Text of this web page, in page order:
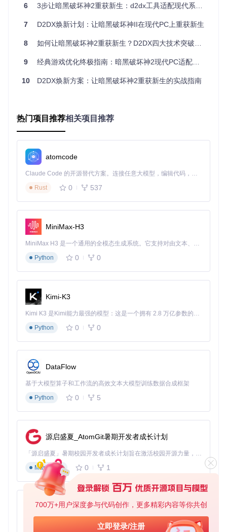
700万+用户深度参与代码创作，更多精彩内容等你共创
立即登录/注册
D2DX采用了先进的运动预测技术，通过智能分析游戏物体的
运动轨迹，在不破坏游戏原始逻辑的前提下，插补生成额外的
帧画面。这种技术类似于电影中的插帧技术，但专门针对《暗
黑破坏神2》的游戏特性进行了优化，确保运动预测的准确性
和画面的自然流畅。
传统方案vs D2DX方案
现
案
固
定2
显，操作
低
D2
最
44
流畅顺
滑，操作
响应快
支持SSE2指令集的CPU，集成
游戏实测环境：RTX 3060 + Windows 11 - D2DX在户外场景
下实现高帧率流畅运行
本节价值：掌握D2DX的分辨率适配技术，让游戏画面在各种
显示器上呈现最佳效果
场景化应用
持画面清晰锐利。
台式机平台
供多种缩放算法，玩家可以根据自己的喜好选择最佳的视觉
效果。
技术原理
D2DX内置了多种高质量缩放算法，包括 bilinear、Catmull-Ro
m 和 integer scaling 等。这些算法能够在放大游戏画面的同
时，尽可能保留原始像素的细节，避免传统拉伸方式导致的画
面模糊。此外，D2DX还支持自定义分辨率设置，玩家可以根
据自己的显示器参数进行精确调整。
需求-配置对应表
推荐分
D2DX缩
视觉效果
6 3步让暗黑破坏神2重获新生：d2dx工具适配现代系统指南
7 D2DX焕新计划：让暗黑破坏神II在现代PC上重获新生
8 如何让暗黑破坏神2重获新生？D2DX四大技术突破实现60帧高清体验
9 经典游戏优化终极指南：暗黑破坏神2现代PC适配全解密
10 D2DX焕新方案：让暗黑破坏神2重获新生的实战指南
热门项目推荐相关项目推荐
atomcode
Claude Code 的开源替代方案。连接任意大模型，编辑代码，运行命令，自动验证 — 全自动执行。用 Rust 构建，极致性能。 ｜ An open-source alternative to Claude Code. Connect any LLM, edit code, run commands, and verify changes — autonomously. Built in Rust for speed. Get Started
Rust
0 537
MiniMax-H3
MiniMax H3 是一个通用的全模态生成系统。它支持对由文本、图像、视频和音频组成的多模态上下文进行统一理解，并能生成分辨率高达 2K、时长可达 15 秒的带原生立体声音频的视频。得益于面向任务泛化的系统设计，H3 在预训练阶段就已具备广泛的多模态上下文理解与生成能力，能够出色地执行复杂的多模态指令。
Python
0 0
Kimi-K3
Kimi K3 是Kimi能力最强的模型：这是一个拥有 2.8 万亿参数的混合专家（MoE）模型，具备原生视觉理解能力，并支持 100 万 token 的上下文窗口。
Python
0 0
DataFlow
基于大模型算子和工作流的高效文本大模型训练数据合成框架
Python
0 5
源启盛夏_AtomGit暑期开发者成长计划
「源启盛夏」暑期校园开发者成长计划旨在激活校园开源力量，通过积分激励、认证扶持、资源倾斜等形式，引导高校组织和开发者完成「入驻 — 建项目 — 做贡献 — 获认证 — 得资源」的完整闭环。无论你是想带领社团入驻平台的组织者，还是希望用代码贡献证明自己的开发者，都能在这里找到属于你的成长路径。
Markdown
0 1
py-xiaozhi
基于Python的Xiaozhi AI，适用于想要完整Xiaozhi体验而无需拥有专用硬件的用户。